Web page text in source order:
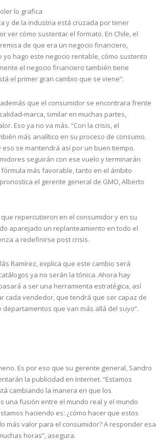
lo grafica
y de la industria está cruzada por tener
ver cómo sustentar el formato. En Chile, el
de que era un negocio financiero,
hago este negocio rentable, cómo sustento
el negocio financiero también tiene
el primer gran cambio que se viene”.
que el consumidor se encontrara frente
marca, similar en muchas partes,
Eso ya no va más. “Con la crisis, el
más analítico en su proceso de consumo.
se mantendrá así por un buen tiempo.
seguirán con ese vuelo y terminarán
más favorable, tanto en el ámbito
el gerente general de GMO, Alberto
repercutieron en el consumidor y en su
aparejado un replanteamiento en todo el
a redefinirse post crisis.
Ramírez, explica que este cambio será
ya no serán la tónica. Ahora hay
a ser una herramienta estratégica, así
cada vendedor, que tendrá que ser capaz de
que van más allá del suyo”.
Es por eso que su gerente general, Sandro
la publicidad en Internet. “Estamos
cambiando la manera en que los
una fusión entre el mundo real y el mundo
haciendo es: ¿cómo hacer que estos
más valor para el consumidor? A responder esa
horas”, asegura.